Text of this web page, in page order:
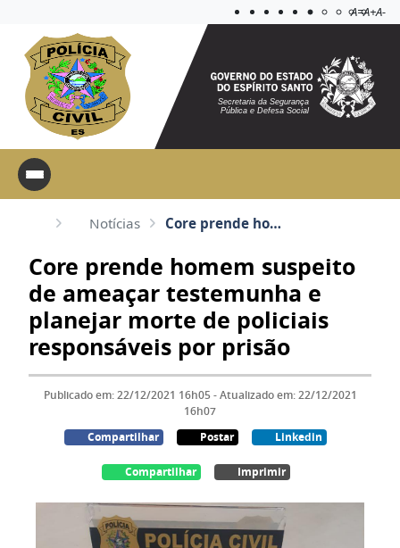
Aplicar
A=A+A-
Secretaria da Segurança
Pública e Defesa Social
Notícias Core prende homem suspeito de ameaçar testemunha e planejar morte de policiais responsáveis por pris...
Core prende homem suspeito
de ameaçar testemunha e
planejar morte de policiais
responsáveis por prisão
Publicado em: 22/12/2021 16h05 - Atualizado em: 22/12/2021
16h07
Compartilhar
Postar Linkedin
Compartilhar Imprimir